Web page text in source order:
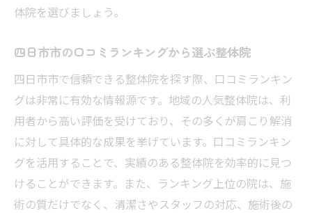
体院を選びましょう。
四日市市の口コミランキングから選ぶ整体院
四日市市で信頼できる整体院を探す際、口コミランキン
グは非常に有効な情報源です。地域の人気整体院は、利
用者から高い評価を受けており、その多くが肩こり解消
に対して具体的な成果を挙げています。口コミランキン
グを活用することで、実績のある整体院を効率的に見つ
けることができます。また、ランキング上位の院は、施
術の質だけでなく、清潔さやスタッフの対応、施術後の